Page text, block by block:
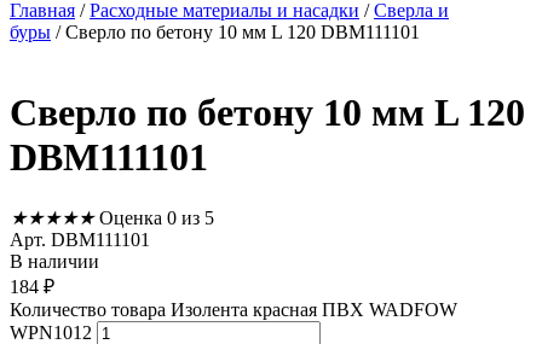
Главная /Расходные материалы и насадки /Сверла и
буры / Сверло по бетону 10 мм L 120 DBM111101
Сверло по бетону 10 мм L 120
DBM111101
★★★★★ Оценка 0 из 5
Арт. DBM111101
В наличии
184 ₽
Количество товара Изолента красная ПВХ WADFOW
WPN1012